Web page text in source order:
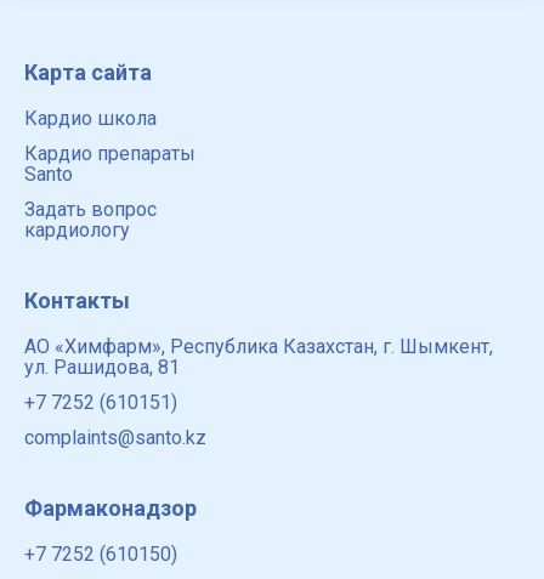
Карта сайта
Кардио школа
Кардио препараты
Santo
Задать вопрос
кардиологу
Контакты
АО «Химфарм», Республика Казахстан, г. Шымкент,
ул. Рашидова, 81
+7 7252 (610151)
complaints@santo.kz
Фармаконадзор
+7 7252 (610150)